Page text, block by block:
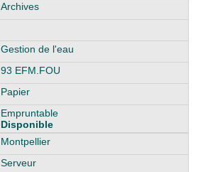
Archives
Gestion de l'eau
93 EFM.FOU
Papier
Empruntable
Disponible
Montpellier
Serveur